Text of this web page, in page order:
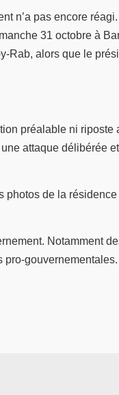
n’a pas encore
31 octobre à
Rab, alors que le
préalable ni riposte
attaque délibérée
de la
Notamment